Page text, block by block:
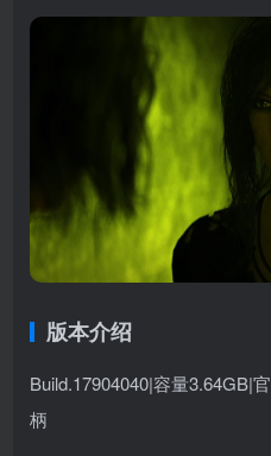
版本介绍
Build.17904040|容量3.64GB|
柄